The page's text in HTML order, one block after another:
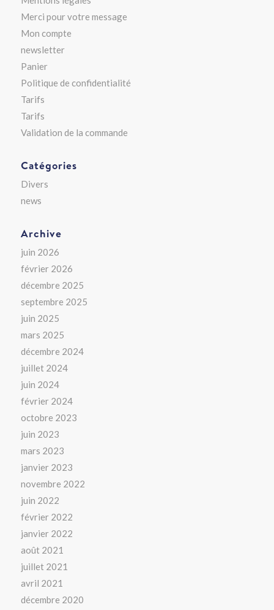
Merci pour votre message
Mon compte
newsletter
Panier
Politique de confidentialité
Tarifs
Tarifs
Validation de la commande
Catégories
Divers
news
Archive
juin 2026
février 2026
décembre 2025
septembre 2025
juin 2025
mars 2025
décembre 2024
juillet 2024
juin 2024
février 2024
octobre 2023
juin 2023
mars 2023
janvier 2023
novembre 2022
juin 2022
février 2022
janvier 2022
août 2021
juillet 2021
avril 2021
décembre 2020